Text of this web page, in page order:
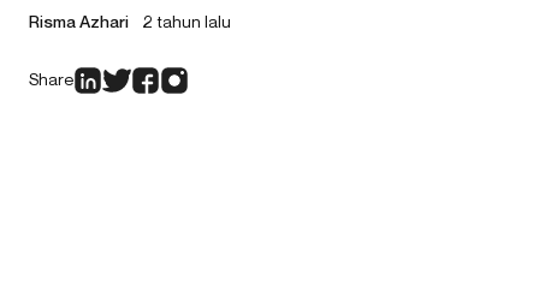
Risma Azhari 2 tahun lalu
Share